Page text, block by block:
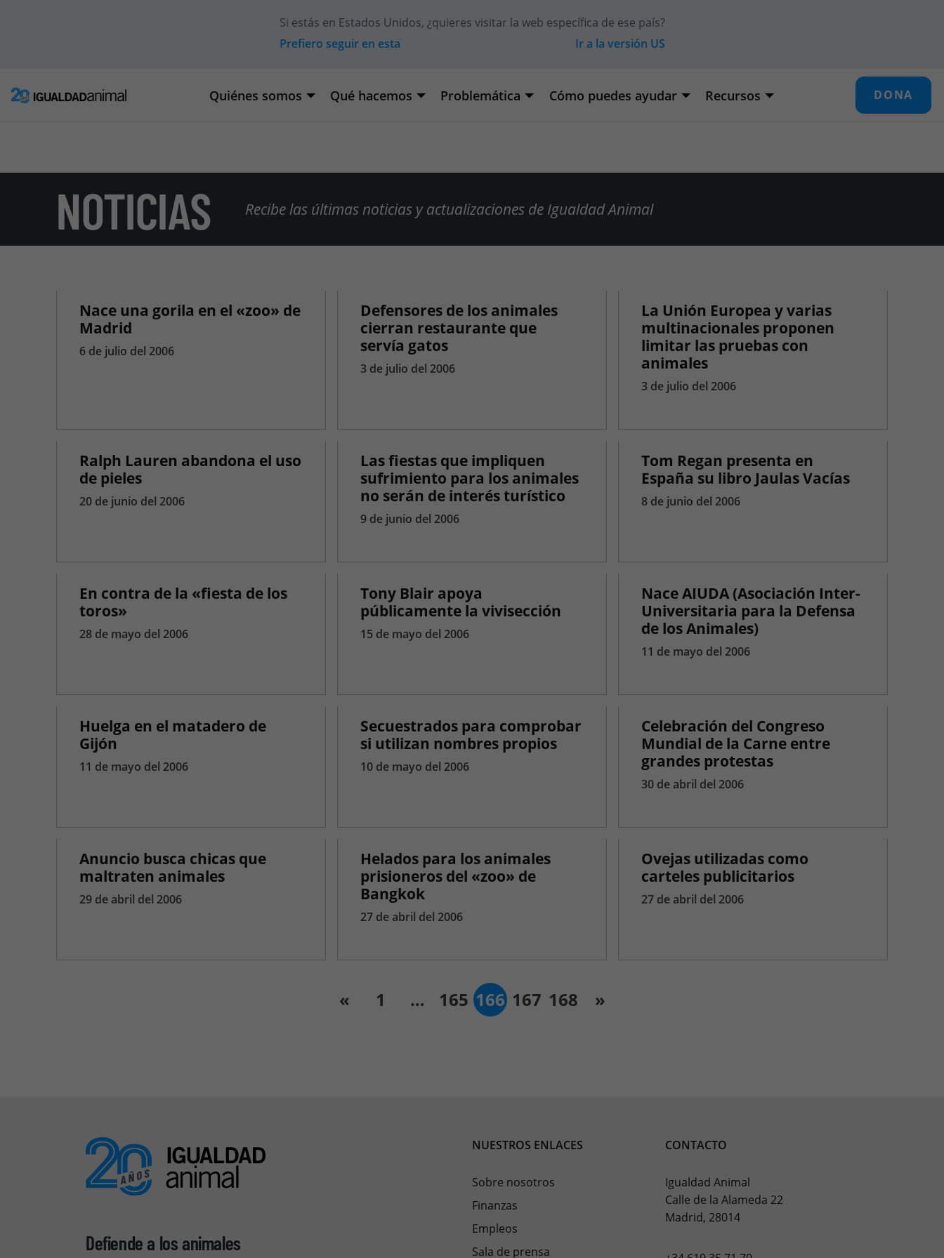
Si estás en Estados Unidos, ¿quieres visitar la web específica de ese país?
Prefiero seguir en esta
Ir a la versión US
Quiénes somos Qué hacemos Problemática Cómo puedes ayudar Recursos DONA
NOTICIAS Recibe las últimas noticias y actualizaciones de Igualdad Animal
Nace una gorila en el «zoo» de
Madrid
6 de julio del 2006
Defensores de los animales
cierran restaurante que
servía gatos
3 de julio del 2006
La Unión Europea y varias
multinacionales proponen
limitar las pruebas con
animales
3 de julio del 2006
Ralph Lauren abandona el uso
de pieles
20 de junio del 2006
Las fiestas que impliquen
sufrimiento para los animales
no serán de interés turístico
9 de junio del 2006
Tom Regan presenta en
España su libro Jaulas Vacías
8 de junio del 2006
En contra de la «fiesta de los
toros»
28 de mayo del 2006
Tony Blair apoya
públicamente la vivisección
15 de mayo del 2006
Nace AIUDA (Asociación Inter-
Universitaria para la Defensa
de los Animales)
11 de mayo del 2006
Huelga en el matadero de
Gijón
11 de mayo del 2006
Secuestrados para comprobar
si utilizan nombres propios
10 de mayo del 2006
Celebración del Congreso
Mundial de la Carne entre
grandes protestas
30 de abril del 2006
Anuncio busca chicas que
maltraten animales
29 de abril del 2006
Helados para los animales
prisioneros del «zoo» de
Bangkok
27 de abril del 2006
Ovejas utilizadas como
carteles publicitarios
27 de abril del 2006
« 1 … 165 166 167 168 »
Defiende a los animales
NUESTROS ENLACES
Sobre nosotros
Finanzas
Empleos
Sala de prensa
CONTACTO
Igualdad Animal
Calle de la Alameda 22
Madrid, 28014